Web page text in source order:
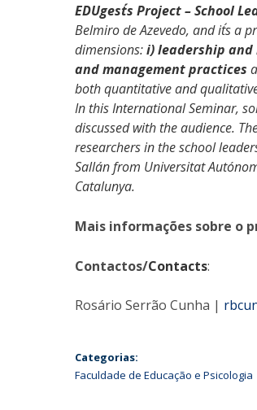
EDUgest´s Project – School
Belmiro de Azevedo, and it´s a
dimensions:i) leadership and
and management practices
both quantitative and
In this International Seminar,
discussed with the audience.
researchers in the school
Sallán from Universitat
Catalunya.
Mais informações sobre o
Contactos/Contacts:
Rosário Serrão Cunha |
Categorias:
Faculdade de Educação e Psicologia